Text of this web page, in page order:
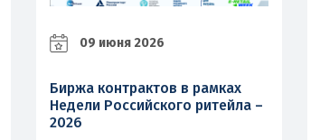
09 июня 2026
Биржа контрактов в рамках
Недели Российского ритейла –
2026